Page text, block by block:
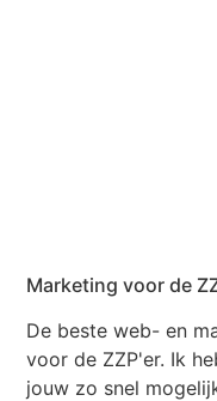
Marketing voor de
De beste web- en
voor de ZZP'er. Ik
jouw zo snel